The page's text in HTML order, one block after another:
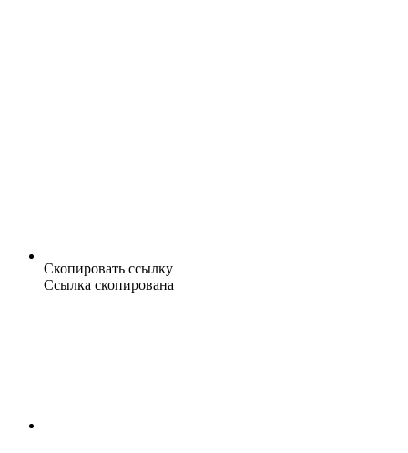
Скопировать ссылку
Ссылка скопирована